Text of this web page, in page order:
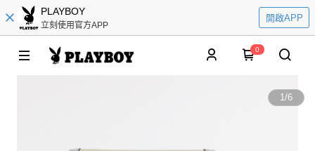
PLAYBOY
立刻使用官方APP
開啟APP
0
1/6